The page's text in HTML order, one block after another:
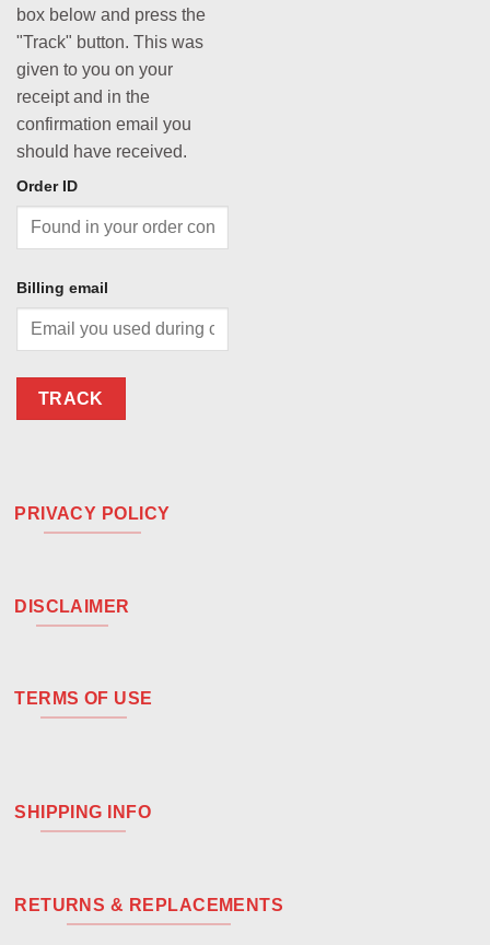
box below and press the
"Track" button. This was
given to you on your
receipt and in the
confirmation email you
should have received.
Order ID
Billing email
TRACK
PRIVACY POLICY
DISCLAIMER
TERMS OF USE
SHIPPING INFO
RETURNS & REPLACEMENTS